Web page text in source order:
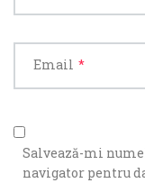
Email *
Salvează-mi
navigator pentru